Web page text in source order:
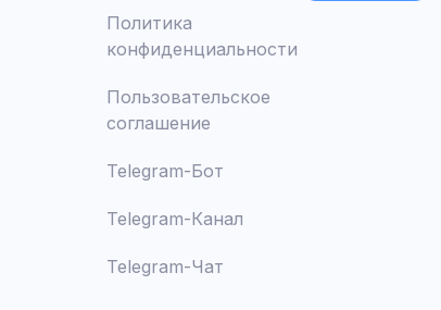
Политика
конфиденциальности
Пользовательское
соглашение
Telegram-Бот
Telegram-Канал
Telegram-Чат